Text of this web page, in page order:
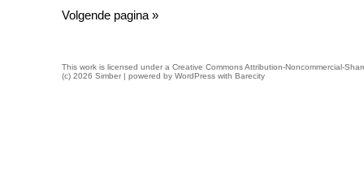
Volgende pagina »
This work is licensed under a Creative Commons Attribution-Noncommercial-
(c) 2026 Simber | powered by WordPress with Barecity